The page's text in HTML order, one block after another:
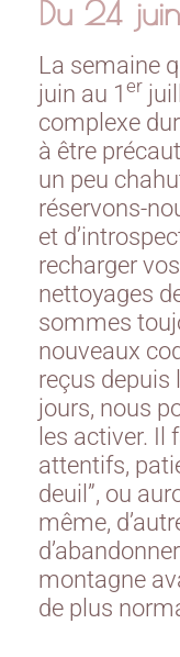
Du 24
La semaine
juin au 1 er
complexe
à être
un peu
réservons-
et
recharger
nettoyages
sommes
nouveaux
reçus depuis
jours, nous
les activer. Il
attentifs,
deuil”, ou
même,
montagne
de plus